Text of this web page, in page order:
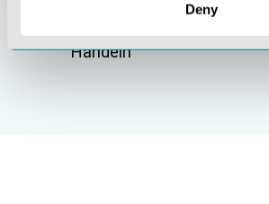
Deny
Handeln